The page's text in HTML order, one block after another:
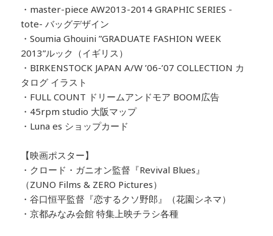
・master-piece AW2013-2014 GRAPHIC SERIES -
tote- バッグデザイン
・Soumia Ghouini ”GRADUATE FASHION WEEK
2013”ルック（イギリス）
・BIRKENSTOCK JAPAN A/W ’06-’07 COLLECTION カ
タログ イラスト
・FULL COUNT ドリームアンドモア BOOM広告
・45rpm studio 大阪マップ
・Luna es ショップカード
【映画ポスター】
・クロード・ガニオン監督『Revival Blues』
（ZUNO Films & ZERO Pictures）
・谷口恒平監督『恋するクソ野郎』（花園シネマ）
・京都みなみ会館 特集上映チラシ各種